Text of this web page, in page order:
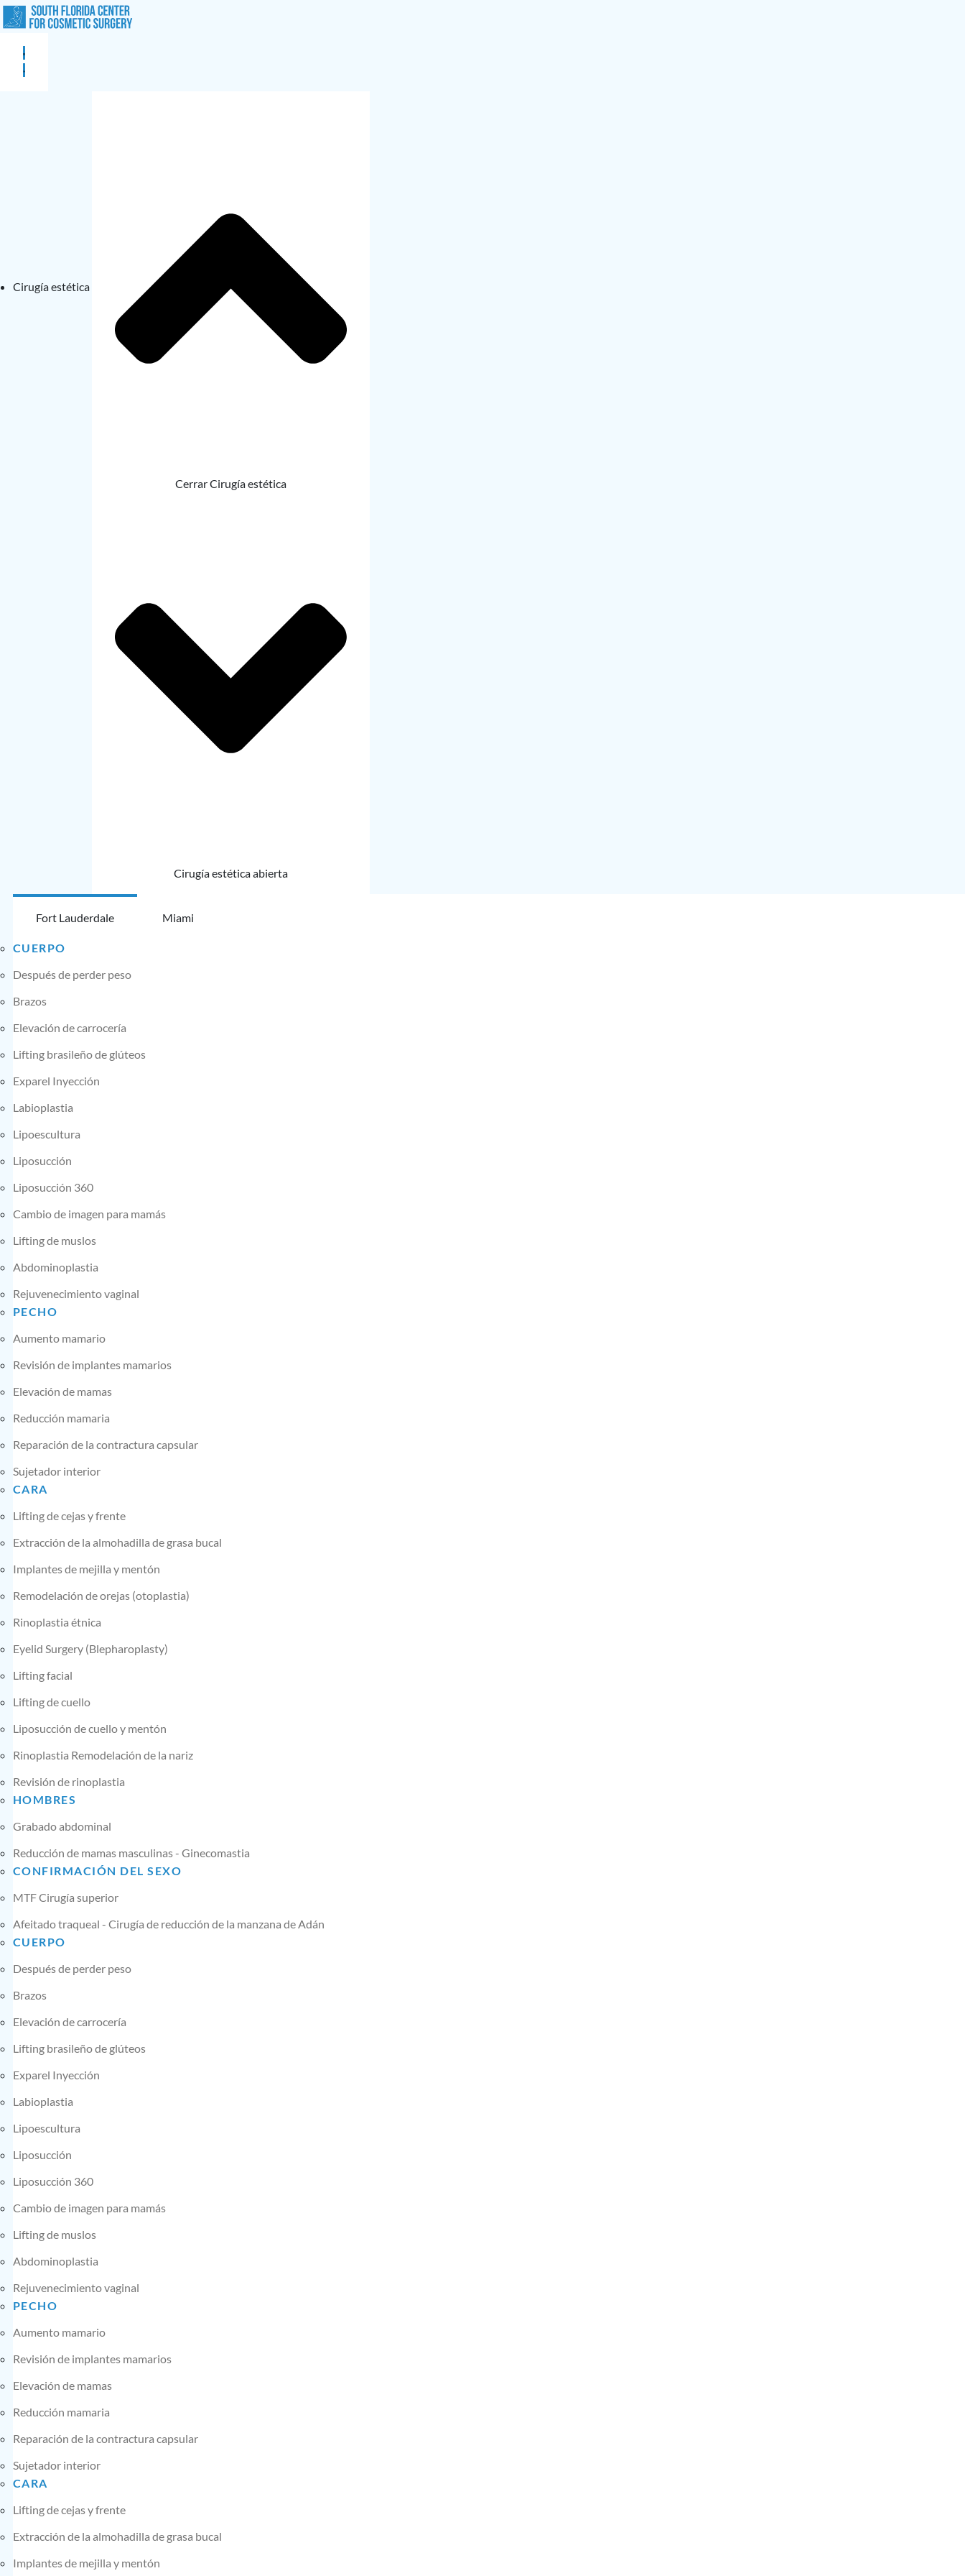
Cirugía estética
Cerrar Cirugía estética
Cirugía estética abierta
Fort Lauderdale Miami
CUERPO
Después de perder peso
Brazos
Elevación de carrocería
Lifting brasileño de glúteos
Exparel Inyección
Labioplastia
Lipoescultura
Liposucción
Liposucción 360
Cambio de imagen para mamás
Lifting de muslos
Abdominoplastia
Rejuvenecimiento vaginal
PECHO
Aumento mamario
Revisión de implantes mamarios
Elevación de mamas
Reducción mamaria
Reparación de la contractura capsular
Sujetador interior
CARA
Lifting de cejas y frente
Extracción de la almohadilla de grasa bucal
Implantes de mejilla y mentón
Remodelación de orejas (otoplastia)
Rinoplastia étnica
Eyelid Surgery (Blepharoplasty)
Lifting facial
Lifting de cuello
Liposucción de cuello y mentón
Rinoplastia Remodelación de la nariz
Revisión de rinoplastia
HOMBRES
Grabado abdominal
Reducción de mamas masculinas - Ginecomastia
CONFIRMACIÓN DEL SEXO
MTF Cirugía superior
Afeitado traqueal - Cirugía de reducción de la manzana de Adán
CUERPO
Después de perder peso
Brazos
Elevación de carrocería
Lifting brasileño de glúteos
Exparel Inyección
Labioplastia
Lipoescultura
Liposucción
Liposucción 360
Cambio de imagen para mamás
Lifting de muslos
Abdominoplastia
Rejuvenecimiento vaginal
PECHO
Aumento mamario
Revisión de implantes mamarios
Elevación de mamas
Reducción mamaria
Reparación de la contractura capsular
Sujetador interior
CARA
Lifting de cejas y frente
Extracción de la almohadilla de grasa bucal
Implantes de mejilla y mentón